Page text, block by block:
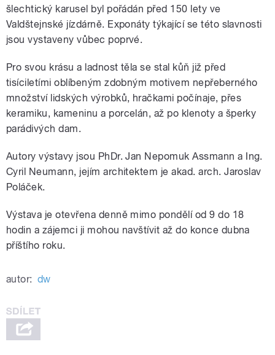
šlechtický karusel byl pořádán před 150 lety ve
Valdštejnské jízdárně. Exponáty týkající se této slavnosti
jsou vystaveny vůbec poprvé.
Pro svou krásu a ladnost těla se stal kůň již před
tisíciletími oblíbeným zdobným motivem nepřeberného
množství lidských výrobků, hračkami počínaje, přes
keramiku, kameninu a porcelán, až po klenoty a šperky
parádivých dam.
Autory výstavy jsou PhDr. Jan Nepomuk Assmann a Ing.
Cyril Neumann, jejím architektem je akad. arch. Jaroslav
Poláček.
Výstava je otevřena denně mimo pondělí od 9 do 18
hodin a zájemci ji mohou navštívit až do konce dubna
příštího roku.
autor: dw